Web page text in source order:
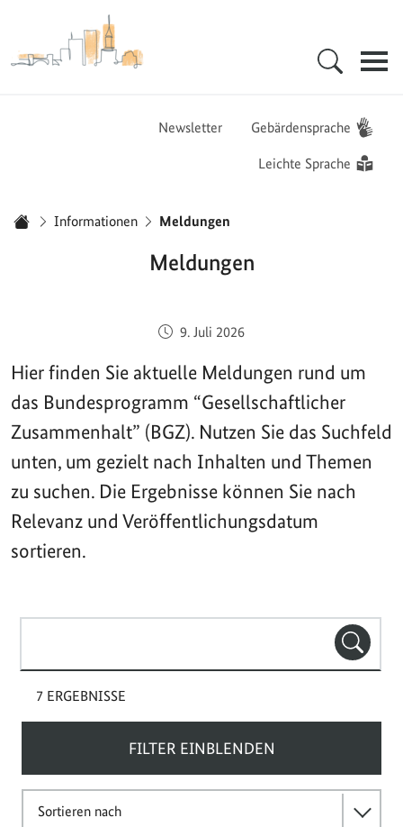
Zur Startseite - BGZ - Bundesamt für Migration und Flüchtlinge
Newsletter Gebärdensprache
Leichte Sprache
Informationen Meldungen
Meldungen
Veröffentlicht am:
9. Juli 2026
Hier finden Sie aktuelle Meldungen rund um
das Bundesprogramm “Gesellschaftlicher
Zusammenhalt” (BGZ). Nutzen Sie das Suchfeld
unten, um gezielt nach Inhalten und Themen
zu suchen. Die Ergebnisse können Sie nach
Relevanz und Veröffentlichungsdatum
sortieren.
7 ERGEBNISSE
FILTER EINBLENDEN
Sortieren nach